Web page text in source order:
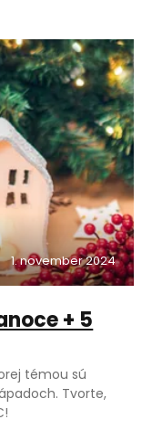
1. november 2024
+ 5
témou sú
Tvorte,